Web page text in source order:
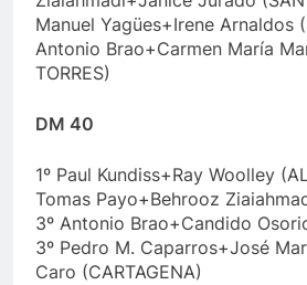
Manuel Yagües+Irene Arnaldos
Antonio Brao+Carmen María
TORRES)
DM 40
1º Paul Kundiss+Ray Woolley
Tomas Payo+Behrooz
3º Antonio Brao+Candido
3º Pedro M. Caparros+José
Caro (CARTAGENA)